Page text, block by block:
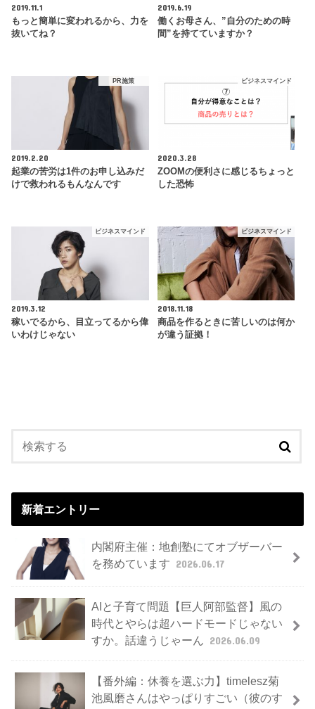
2019.11.1
もっと簡単に変われるから、力を
抜いてね？
2019.6.19
働くお母さん、”自分のための時
間”を持てていますか？
PR施策
2019.2.20
起業の苦労は1件のお申し込みだ
けで救われるもんなんです
ビジネスマインド
2020.3.28
ZOOMの便利さに感じるちょっと
した恐怖
ビジネスマインド
2019.3.12
稼いでるから、目立ってるから偉
いわけじゃない
ビジネスマインド
2018.11.18
商品を作るときに苦しいのは何か
が違う証拠！
新着エントリー
内閣府主催：地創塾にてオブザーバー
を務めています 2026.06.17
AIと子育て問題【巨人阿部監督】風の
時代とやらは超ハードモードじゃない
すか。話違うじゃーん 2026.06.09
【番外編：休養を選ぶ力】timelesz菊
池風磨さんはやっぱりすごい（彼のす